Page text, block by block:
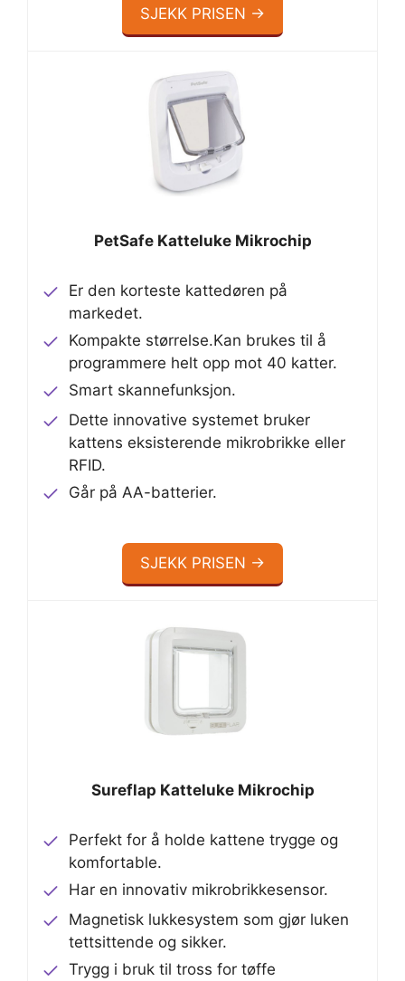
SJEKK PRISEN →
PetSafe Katteluke Mikrochip
Er den korteste kattedøren på
markedet.
Kompakte størrelse.Kan brukes til å
programmere helt opp mot 40 katter.
Smart skannefunksjon.
Dette innovative systemet bruker
kattens eksisterende mikrobrikke eller
RFID.
Går på AA-batterier.
SJEKK PRISEN →
Sureflap Katteluke Mikrochip
Perfekt for å holde kattene trygge og
komfortable.
Har en innovativ mikrobrikkesensor.
Magnetisk lukkesystem som gjør luken
tettsittende og sikker.
Trygg i bruk til tross for tøffe